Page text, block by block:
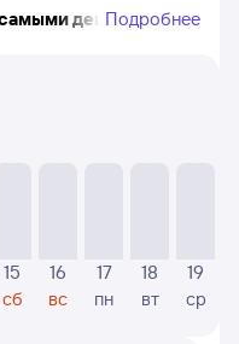
дешёвыми
по клику к поиску
по маршруту
отсутствовать
заполните
Подробнее
15
сб
16
вс
17
пн
18
вт
19
ср